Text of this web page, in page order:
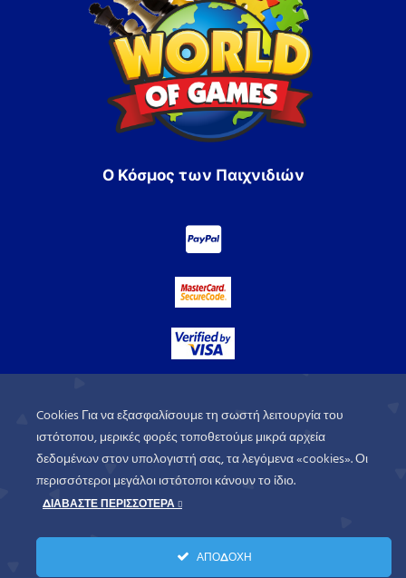
Ο Κόσμος των Παιχνιδιών
© 2026. All rights
Cookies Για να εξασφαλίσουμε τη σωστή λειτουργία του
ιστότοπου, μερικές φορές τοποθετούμε μικρά αρχεία
δεδομένων στον υπολογιστή σας, τα λεγόμενα «cookies». Οι
περισσότεροι μεγάλοι ιστότοποι κάνουν το ίδιο.
ΔΙΑΒΑΣΤΕ ΠΕΡΙΣΣΟΤΕΡΑ
ΑΠΟΔΟΧΗ